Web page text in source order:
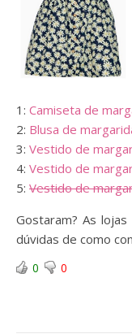
1: Camiseta de
2: Blusa de
3: Vestido de
4: Vestido de
5: Vestido de
Gostaram? As
dúvidas de como
0 0